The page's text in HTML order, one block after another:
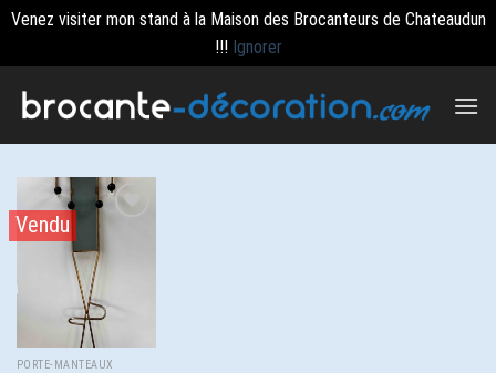
Venez visiter mon stand à la Maison des Brocanteurs de Chateaudun
!!! Ignorer
Vendu
PORTE-MANTEAUX